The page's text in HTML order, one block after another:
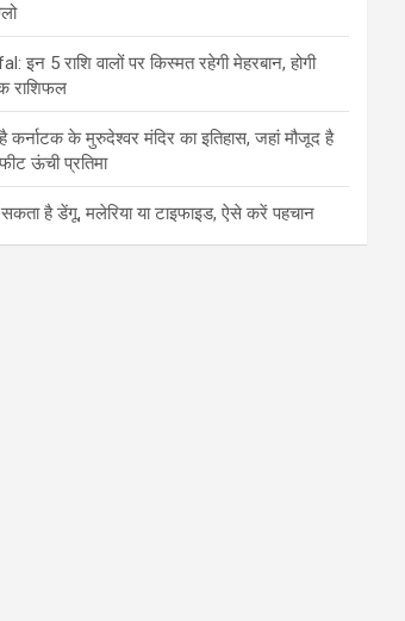
इन 5 राशि वालों पर किस्मत रहेगी मेहरबान, होगी
राशिफल
कर्नाटक के मुरुदेश्वर मंदिर का इतिहास, जहां मौजूद है
ऊंची प्रतिमा
है डेंगू, मलेरिया या टाइफाइड, ऐसे करें पहचान